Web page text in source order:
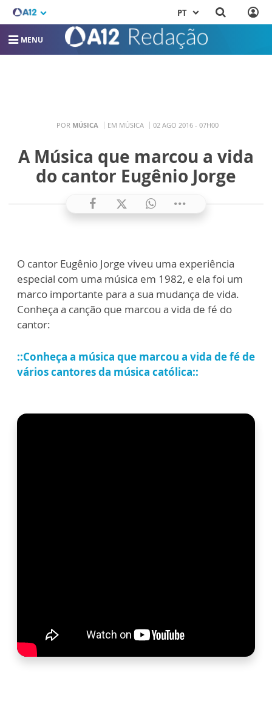
PT
MENU
POR MÚSICA EM MÚSICA 02 AGO 2016 - 07H00
A Música que marcou a vida
do cantor Eugênio Jorge
O cantor Eugênio Jorge viveu uma experiência
especial com uma música em 1982, e ela foi um
marco importante para a sua mudança de vida.
Conheça a canção que marcou a vida de fé do
cantor:
::Conheça a música que marcou a vida de fé de
vários cantores da música católica::